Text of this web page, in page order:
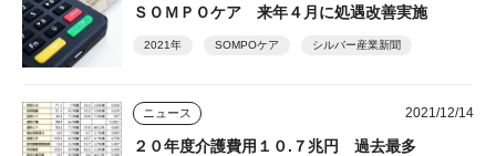
ＳＯＭＰＯケア 来年４月に処遇改善実施
2021年 SOMPOケア シルバー産業新聞
ニュース 2021/12/14
２０年度介護費用１０.７兆円 過去最多